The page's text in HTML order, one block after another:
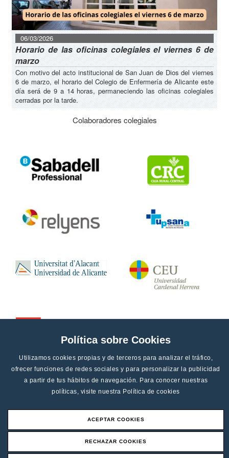
Política sobre Cookies
Utilizamos cookies propias y de terceros para analizar el tráfico,
ofrecer funciones de redes sociales y para personalizar la publicidad
a partir de tus hábitos de navegación. Para conocer nuestras
políticas, visite nuestra Política de cookies
ACEPTAR COOKIES
RECHAZAR COOKIES
06/03/2026
Horario de las oficinas colegiales el viernes 6 de
marzo
Con motivo del acto institucional de San Juan de Dios del viernes
6 de marzo, el horario del Colegio de Enfermería de Alicante este
día será de 9 a 14 horas, permaneciendo las oficinas colegiales
cerradas por la tarde.
Colaboradores colegiales